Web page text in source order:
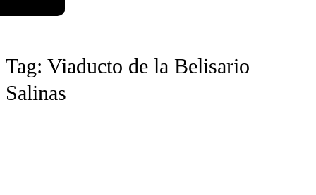
Tag: Viaducto de la Belisario
Salinas